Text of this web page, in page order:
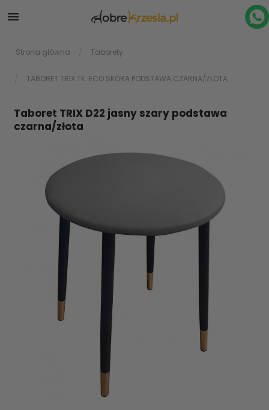

Strona główna Taborety
TABORET TRIX TK. ECO SKÓRA PODSTAWA CZARNA/ZŁOTA
Taboret TRIX D22 jasny szary podstawa
czarna/złota